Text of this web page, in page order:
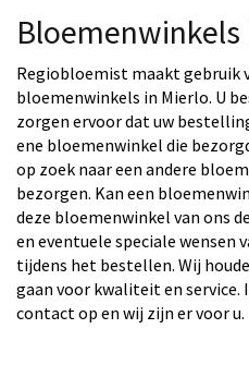
Bloemenwinkels
Regiobloemist maakt gebruik
bloemenwinkels in Mierlo. U
zorgen ervoor dat uw
ene bloemenwinkel die
op zoek naar een andere
bezorgen. Kan een
deze bloemenwinkel van ons
en eventuele speciale wensen
tijdens het bestellen. Wij
gaan voor kwaliteit en
contact op en wij zijn er voor u.